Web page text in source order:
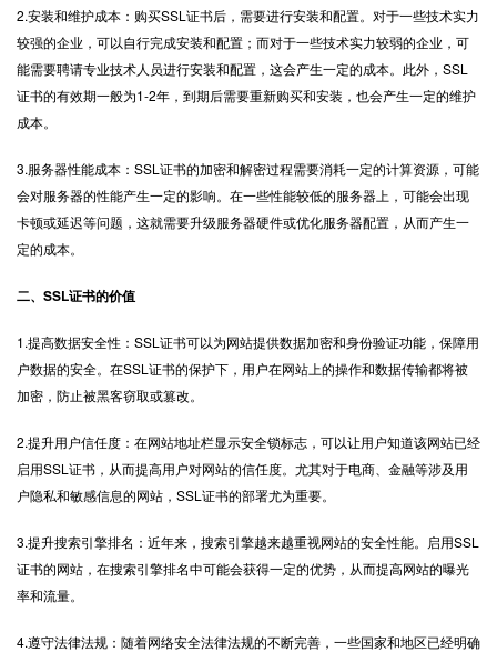
2.安装和维护成本：购买SSL证书后，需要进行安装和配置。对于一些技术实力
较强的企业，可以自行完成安装和配置；而对于一些技术实力较弱的企业，可
能需要聘请专业技术人员进行安装和配置，这会产生一定的成本。此外，SSL
证书的有效期一般为1-2年，到期后需要重新购买和安装，也会产生一定的维护
成本。
3.服务器性能成本：SSL证书的加密和解密过程需要消耗一定的计算资源，可能
会对服务器的性能产生一定的影响。在一些性能较低的服务器上，可能会出现
卡顿或延迟等问题，这就需要升级服务器硬件或优化服务器配置，从而产生一
定的成本。
二、SSL证书的价值
1.提高数据安全性：SSL证书可以为网站提供数据加密和身份验证功能，保障用
户数据的安全。在SSL证书的保护下，用户在网站上的操作和数据传输都将被
加密，防止被黑客窃取或篡改。
2.提升用户信任度：在网站地址栏显示安全锁标志，可以让用户知道该网站已经
启用SSL证书，从而提高用户对网站的信任度。尤其对于电商、金融等涉及用
户隐私和敏感信息的网站，SSL证书的部署尤为重要。
3.提升搜索引擎排名：近年来，搜索引擎越来越重视网站的安全性能。启用SSL
证书的网站，在搜索引擎排名中可能会获得一定的优势，从而提高网站的曝光
率和流量。
4.遵守法律法规：随着网络安全法律法规的不断完善，一些国家和地区已经明确